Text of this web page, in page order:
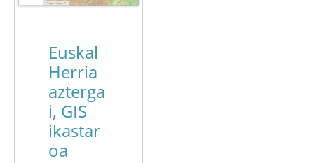
Euskal
Herria
azterga
i, GIS
ikastar
oa